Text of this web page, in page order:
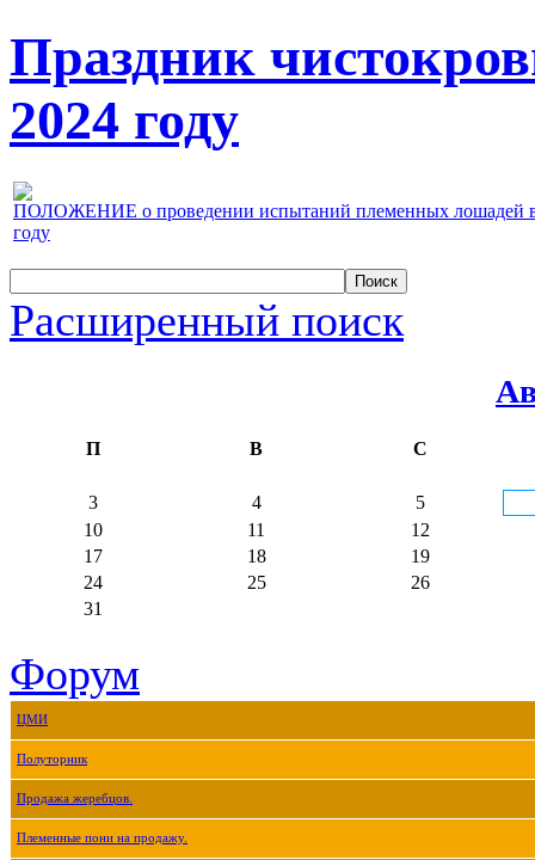
Праздник
2024 году
ПОЛОЖЕНИЕ о проведении испытаний племенных лошадей
году
Расширенный поиск
П В С
3 4
5
10
11
12
17
18
19
24
25
26
31
Форум
ЦМИ
Полуторник
Продажа жеребцов.
Племенные пони на продажу.